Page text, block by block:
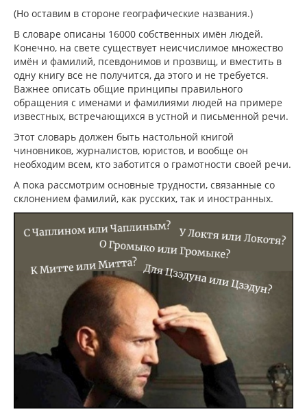
(Но оставим в стороне географические названия.)
В словаре описаны 16000 собственных имён людей.
Конечно, на свете существует неисчислимое множество
имён и фамилий, псевдонимов и прозвищ, и вместить в
одну книгу все не получится, да этого и не требуется.
Важнее описать общие принципы правильного
обращения с именами и фамилиями людей на примере
известных, встречающихся в устной и письменной речи.
Этот словарь должен быть настольной книгой
чиновников, журналистов, юристов, и вообще он
необходим всем, кто заботится о грамотности своей речи.
А пока рассмотрим основные трудности, связанные со
склонением фамилий, как русских, так и иностранных.